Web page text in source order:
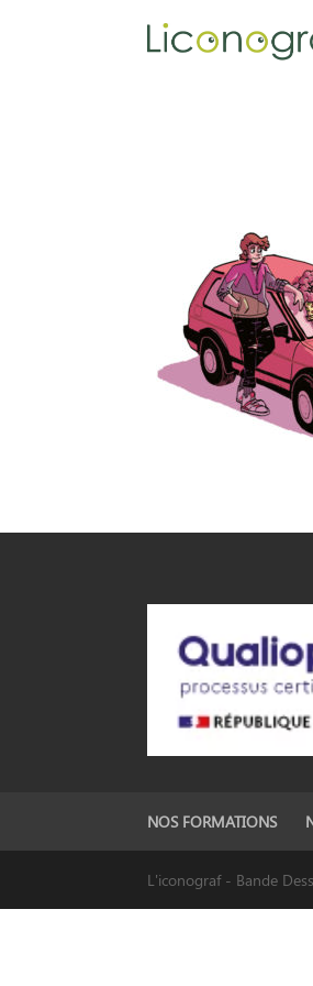
NOS FORMATIONS
L'iconograf - Bande